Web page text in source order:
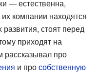
— естественна,
компании находятся
стоят перед
приходят на
про
и прособственную